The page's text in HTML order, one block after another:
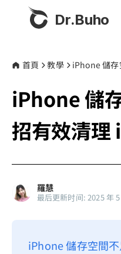
Dr.Buho
產品
BuhoCleaner
BuhoUnlocker
BuhoRepair
BuhoNTFS
商店
關於我們
首頁 教學
iPhone 儲
招有效清理
羅慧
最后更新时间: 2025 年
iPhone 儲存空間